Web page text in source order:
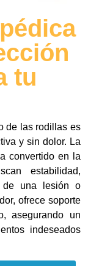
tu
de las rodillas es
y sin dolor. La
convertido en la
estabilidad,
de una lesión o
ofrece soporte
asegurando un
indeseados